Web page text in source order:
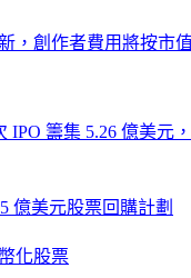
，創作者費用將按市
IPO 籌集 5.26 億美元
億美元股票回購計劃
化股票